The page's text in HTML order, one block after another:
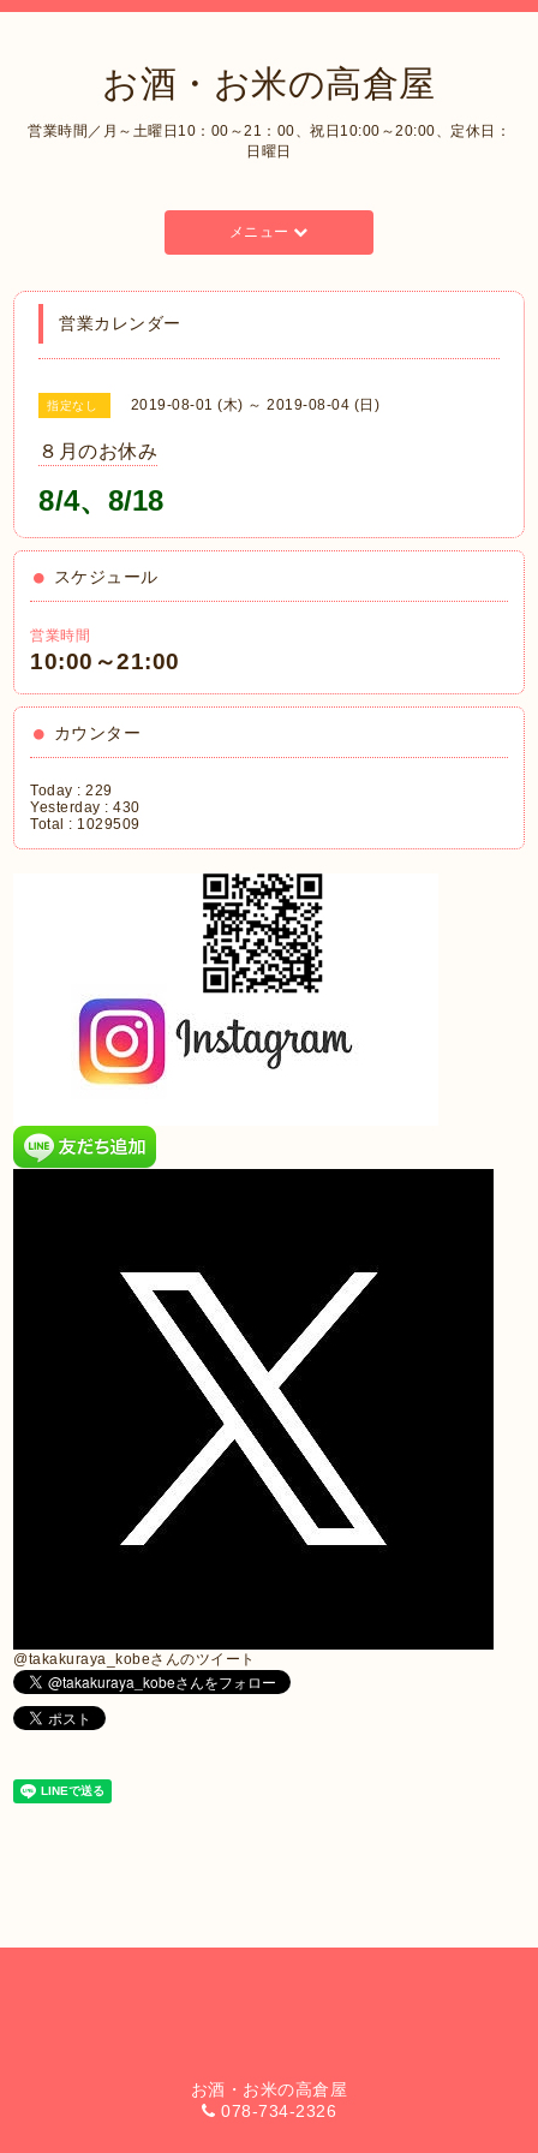
お酒・お米の高倉屋
営業時間／月～土曜日10：00～21：00、祝日10:00～20:00、定休日：
日曜日
メニュー
営業カレンダー
指定なし 2019-08-01 (木) ～ 2019-08-04 (日)
８月のお休み
8/4、8/18
スケジュール
営業時間
10:00～21:00
カウンター
Today :229
Yesterday :430
Total : 1029509
@takakuraya_kobeさんのツイート
お酒・お米の高倉屋
078-734-2326